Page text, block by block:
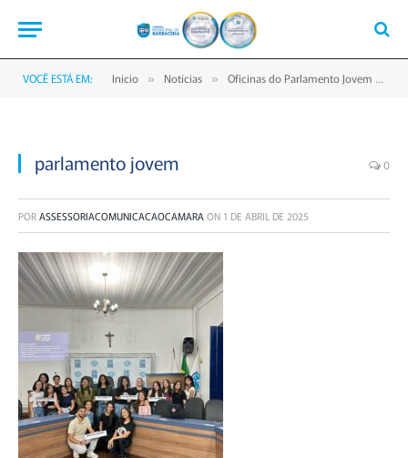
VOCÊ ESTÁ EM: Início » Notícias » Oficinas do Parlamento Jovem já estão com datas agendadas
parlamento jovem 0
PORASSESSORIACOMUNICACAOCAMARAON 1 DE ABRIL DE 2025